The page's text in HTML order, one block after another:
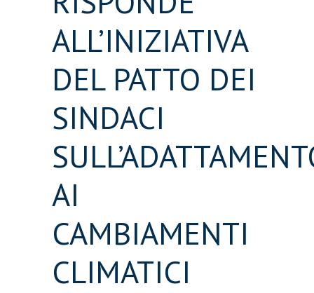
ALL’INIZIATIVA
DEL PATTO DEI
SINDACI
AI
CAMBIAMENTI
CLIMATICI